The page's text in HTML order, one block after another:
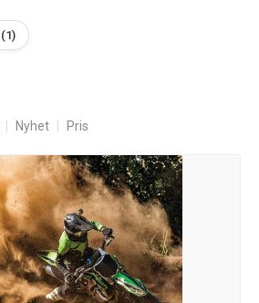
| Nyhet | Pris